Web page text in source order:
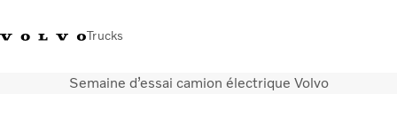
Trucks
+32-2 482 51 11JobsMerchandise shopConnexion NederlandsBelgique
Semaine d’essai camion électrique Volvo